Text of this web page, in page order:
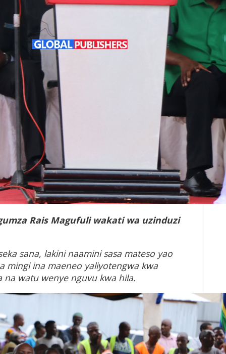
Rais Magufuli wakati wa uzinduzi
sana, lakini naamini sasa mateso yao
mingi ina maeneo yaliyotengwa kwa
watu wenye nguvu kwa hila.